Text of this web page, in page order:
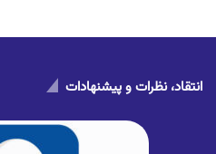
انتقاد، نظرات و پیشنهادات